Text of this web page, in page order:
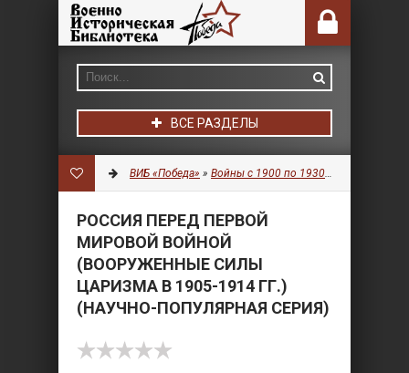
ВСЕ РАЗДЕЛЫ
ВИБ «Победа» » Войны с 1900 по 1930 гг.
РОССИЯ ПЕРЕД ПЕРВОЙ
МИРОВОЙ ВОЙНОЙ
(ВООРУЖЕННЫЕ СИЛЫ
ЦАРИЗМА В 1905-1914 ГГ.)
(НАУЧНО-ПОПУЛЯРНАЯ СЕРИЯ)